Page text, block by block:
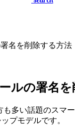
名を削除する方法
ルの署名
も多い話題のスマ
プモデルです。